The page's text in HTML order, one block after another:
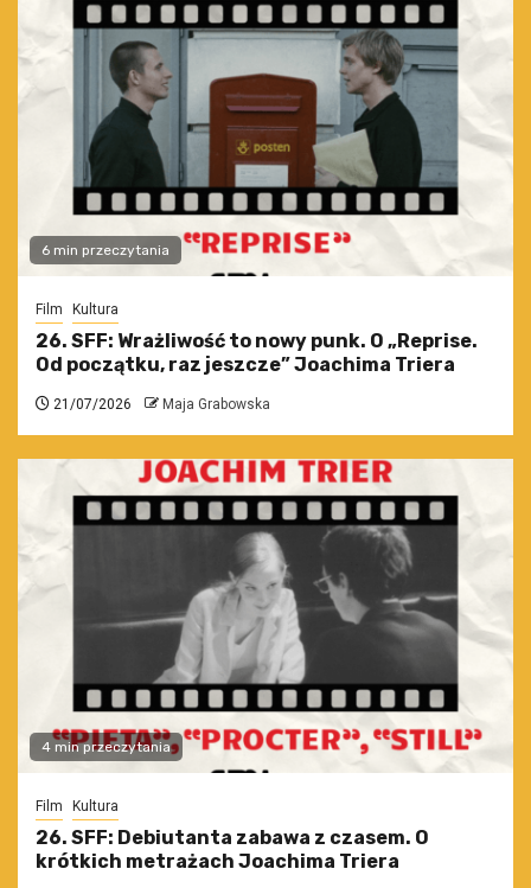
6 min przeczytania
Film Kultura
26. SFF: Wrażliwość to nowy punk. O „Reprise.
Od początku, raz jeszcze” Joachima Triera
21/07/2026 Maja Grabowska
4 min przeczytania
Film Kultura
26. SFF: Debiutanta zabawa z czasem. O
krótkich metrażach Joachima Triera